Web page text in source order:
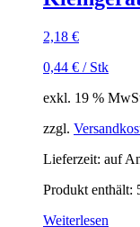
2,18 €
0,44 € / Stk
exkl. 19 %
zzgl.
Lieferzeit: auf
Produkt enthält:
Weiterlesen